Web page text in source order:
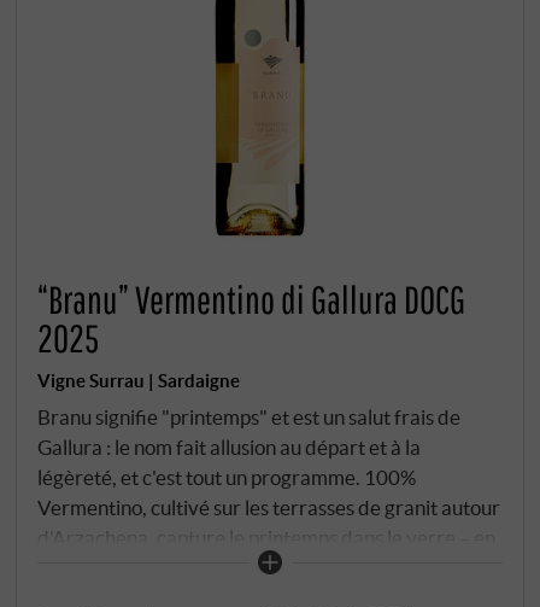
“Branu” Vermentino di Gallura DOCG
2025
Vigne Surrau | Sardaigne
Branu signifie "printemps" et est un salut frais de
Gallura : le nom fait allusion au départ et à la
légèreté, et c'est tout un programme. 100%
Vermentino, cultivé sur les terrasses de granit autour
d'Arzachena, capture le printemps dans le verre – en
premier lieu par son parfum et son style, mais jamais